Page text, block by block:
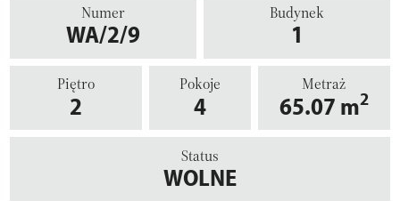
Numer
WA/2/9
Budynek
1
Piętro
2
Pokoje
4
Metraż
65.07 m2
Status
WOLNE